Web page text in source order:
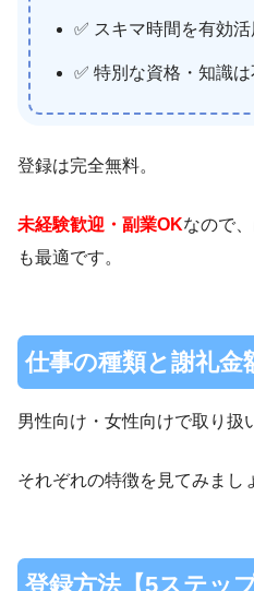
✅ スキマ時間を有効
✅ 特別な資格・知識
登録は完全無料。
未経験歓迎・副業OKなので
も最適です。
仕事の種類と謝礼金
男性向け・女性向けで取り扱
それぞれの特徴を見てみまし
登録方法【5ステップ